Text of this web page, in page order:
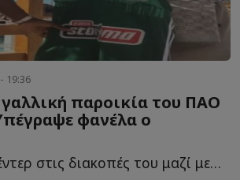
19:36
παροικία του ΠΑΟ
φανέλα ο
Ο 32χρονος σέντερ στις διακοπές του μαζί με τους συμπατριώτες τ...